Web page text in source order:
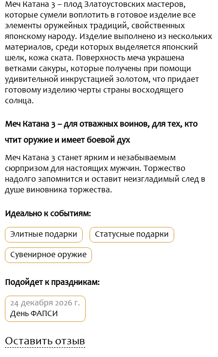
Меч Катана 3 – плод Златоустовских мастеров,
которые сумели воплотить в готовое изделие все
элементы оружейных традиций, свойственных
японскому народу. Изделие выполнено из нескольких
материалов, среди которых выделяется японский
шелк, кожа ската. Поверхность меча украшена
ветками сакуры, которые получены при помощи
удивительной инкрустацией золотом, что придает
готовому изделию черты страны восходящего
солнца.
Меч Катана 3 – для отважных воинов, для тех, кто
чтит оружие и имеет боевой дух
Меч Катана 3 станет ярким и незабываемым
сюрпризом для настоящих мужчин. Торжество
надолго запомнится и оставит неизгладимый след в
душе виновника торжества.
Идеально к событиям:
Элитные подарки Статусные подарки
Сувенирное оружие
Подойдет к праздникам:
24 декабря 2026 г.
День ФАПСИ
Оставить отзыв